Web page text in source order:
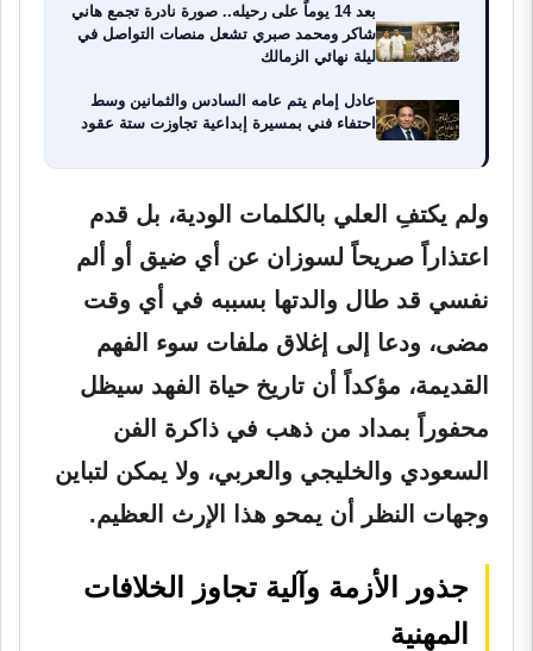
بعد 14 يوماً على رحيله.. صورة نادرة تجمع هاني
شاكر ومحمد صبري تشعل منصات التواصل في
ليلة نهائي الزمالك
عادل إمام يتم عامه السادس والثمانين وسط
احتفاء فني بمسيرة إبداعية تجاوزت ستة عقود
ولم يكتفِ العلي بالكلمات الودية، بل قدم
اعتذاراً صريحاً لسوزان عن أي ضيق أو ألم
نفسي قد طال والدتها بسببه في أي وقت
مضى، ودعا إلى إغلاق ملفات سوء الفهم
القديمة، مؤكداً أن تاريخ حياة الفهد سيظل
محفوراً بمداد من ذهب في ذاكرة الفن
السعودي والخليجي والعربي، ولا يمكن لتباين
وجهات النظر أن يمحو هذا الإرث العظيم.
جذور الأزمة وآلية تجاوز الخلافات
المهنية